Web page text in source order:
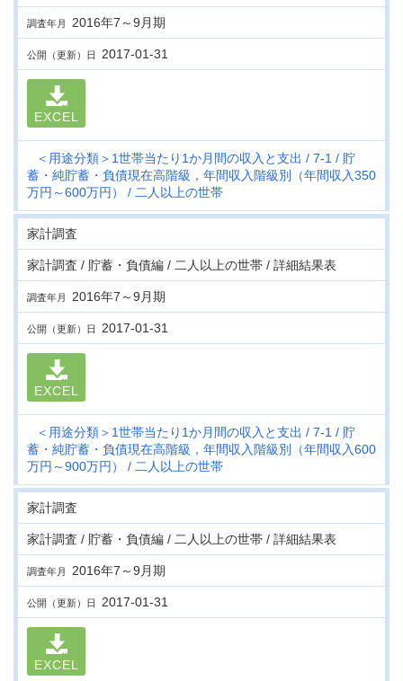
調査年月 2016年7～9月期
公開（更新）日 2017-01-31
EXCEL
＜用途分類＞1世帯当たり1か月間の収入と支出 7-1
貯
蓄・純貯蓄・負債現在高階級，年間収入階級別（年間収入350
万円～600万円）
二人以上の世帯
家計調査
家計調査 / 貯蓄・負債編 / 二人以上の世帯 / 詳細結果表
調査年月 2016年7～9月期
公開（更新）日 2017-01-31
EXCEL
＜用途分類＞1世帯当たり1か月間の収入と支出 7-1
貯
蓄・純貯蓄・負債現在高階級，年間収入階級別（年間収入600
万円～900万円）
二人以上の世帯
家計調査
家計調査 / 貯蓄・負債編 / 二人以上の世帯 / 詳細結果表
調査年月 2016年7～9月期
公開（更新）日 2017-01-31
EXCEL